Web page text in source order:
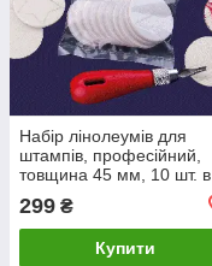
Набір лінолеумів для
штампів, професійний,
товщина 45 мм, 10 шт. в
299 ₴
Купити